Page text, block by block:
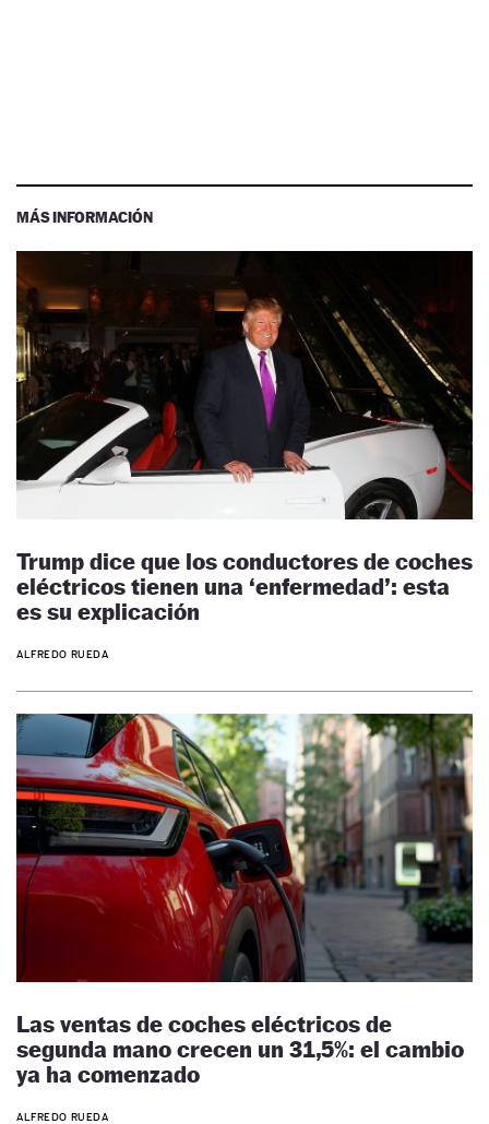
MÁS INFORMACIÓN
Trump dice que los conductores de coches
eléctricos tienen una ‘enfermedad’: esta
es su explicación
ALFREDO RUEDA
Las ventas de coches eléctricos de
segunda mano crecen un 31,5%: el cambio
ya ha comenzado
ALFREDO RUEDA